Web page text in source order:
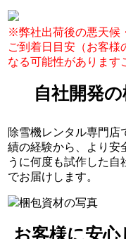
※弊社出荷後の悪天候
ご到着日目安（お客様
なる可能性があります
自社開発
除雪機レンタル専門店
績の経験から、より安
うに何度も試作した自
でお届けします。
お客様に安